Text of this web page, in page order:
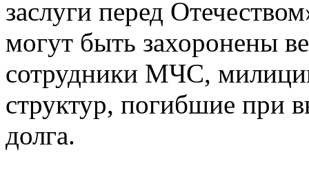
заслуги перед
могут быть захоронены
сотрудники МЧС,
структур, погибшие при
долга.